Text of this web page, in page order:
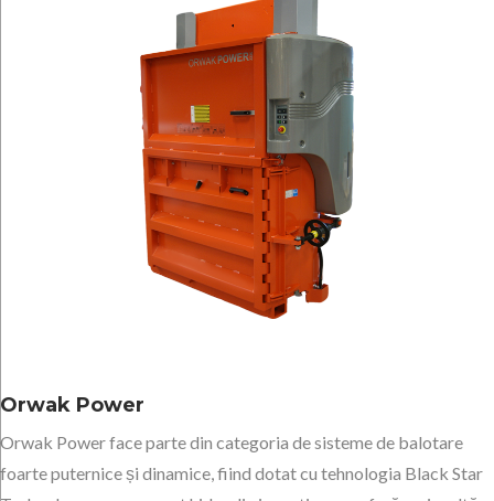
Orwak Power
Orwak Power face parte din categoria de sisteme de balotare
foarte puternice și dinamice, fiind dotat cu tehnologia Black Star